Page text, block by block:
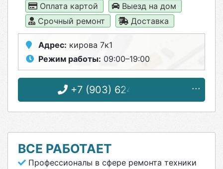
Оплата картой
Выезд на дом
Срочный ремонт
Доставка
Адрес: кирова 7к1
Режим работы: 09:00–19:00
+7 (903) 624-49-01
ВСЕ РАБОТАЕТ
Профессионалы в сфере ремонта техники